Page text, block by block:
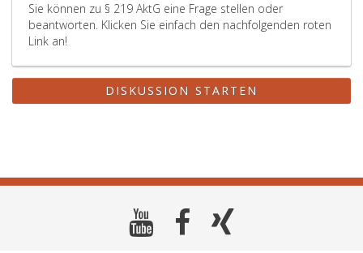
Sie können zu § 219 AktG eine Frage stellen oder
beantworten. Klicken Sie einfach den nachfolgenden roten
Link an!
DISKUSSION STARTEN